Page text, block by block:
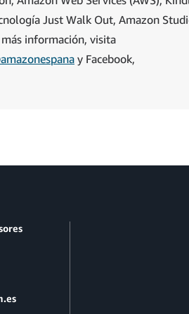
Just Walk Out, Amazon
información, visita
y Facebook,